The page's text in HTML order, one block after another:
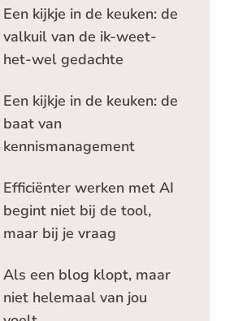
Een kijkje in de keuken: de
valkuil van de ik-weet-
het-wel gedachte
Een kijkje in de keuken: de
baat van
kennismanagement
Efficiënter werken met AI
begint niet bij de tool,
maar bij je vraag
Als een blog klopt, maar
niet helemaal van jou